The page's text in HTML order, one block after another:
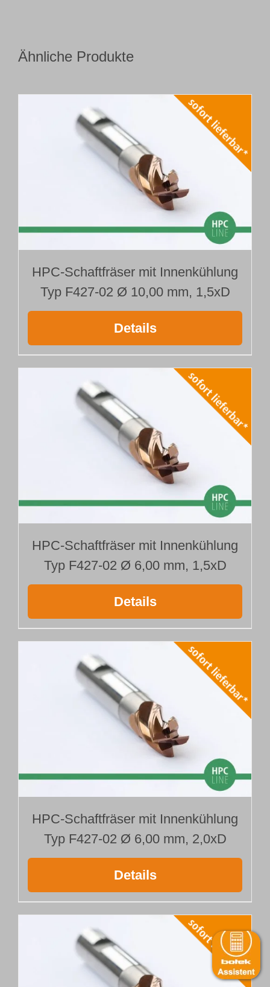
Ähnliche Produkte
HPC-Schaftfräser mit Innenkühlung
Typ F427-02 Ø 10,00 mm, 1,5xD
Details
HPC-Schaftfräser mit Innenkühlung
Typ F427-02 Ø 6,00 mm, 1,5xD
Details
HPC-Schaftfräser mit Innenkühlung
Typ F427-02 Ø 6,00 mm, 2,0xD
Details